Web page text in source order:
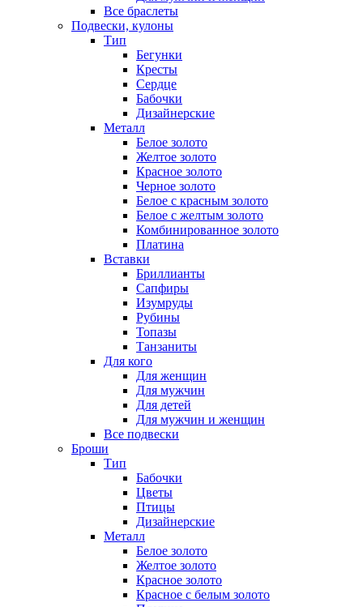
Все браслеты
Подвески, кулоны
Тип
Бегунки
Кресты
Сердце
Бабочки
Дизайнерские
Металл
Белое золото
Желтое золото
Красное золото
Черное золото
Белое с красным золото
Белое с желтым золото
Комбинированное золото
Платина
Вставки
Бриллианты
Сапфиры
Изумруды
Рубины
Топазы
Танзаниты
Для кого
Для женщин
Для мужчин
Для детей
Для мужчин и женщин
Все подвески
Броши
Тип
Бабочки
Цветы
Птицы
Дизайнерские
Металл
Белое золото
Желтое золото
Красное золото
Красное с белым золото